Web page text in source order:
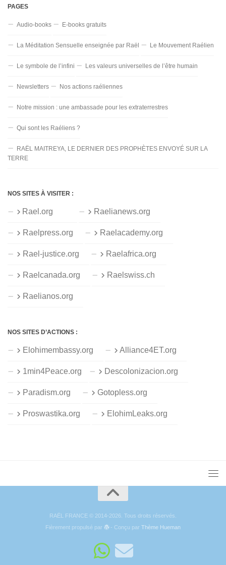
PAGES
Audio-books E-books gratuits
La Méditation Sensuelle enseignée par Raël Le Mouvement Raélien
Le symbole de l’infini Les valeurs universelles de l’être humain
Newsletters Nos actions raéliennes
Notre mission : une ambassade pour les extraterrestres
Qui sont les Raéliens ?
RAËL MAITREYA, LE DERNIER DES PROPHÈTES ENVOYÉ SUR LA
TERRE
NOS SITES À VISITER :
Rael.org Raelianews.org
Raelpress.org Raelacademy.org
Rael-justice.org Raelafrica.org
Raelcanada.org Raelswiss.ch
Raelianos.org
NOS SITES D’ACTIONS :
Elohimembassy.org Alliance4ET.org
1min4Peace.org Descolonizacion.org
Paradism.org Gotopless.org
Proswastika.org ElohimLeaks.org
RAËL FRANCE © 2014-2026. Tous droits réservés.
Fièrement propulsé par
- Conçu parThème Hueman